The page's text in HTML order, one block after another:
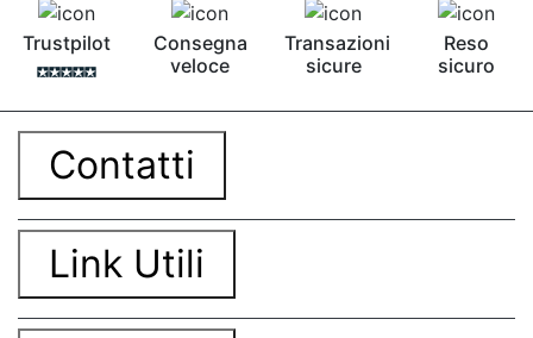
Trustpilot
Consegna
veloce
Transazioni
sicure
Reso
sicuro
Contatti
Link Utili